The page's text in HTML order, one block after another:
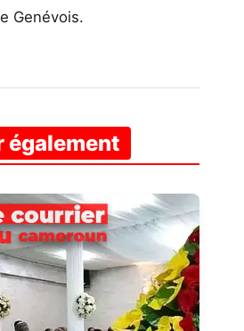
Genévois.
également